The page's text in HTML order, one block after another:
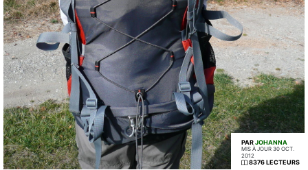
PARJOHANNA
MIS À JOUR 30 OCT.
2012
8376 LECTEURS